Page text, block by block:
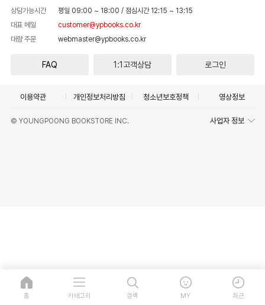
상담가능시간 평일 09:00 ~ 18:00 / 점심시간 12:15 ~ 13:15
대표 메일
customer@ypbooks.co.kr
대량 주문
webmaster@ypbooks.co.kr
FAQ 1:1고객상담 로그인
이용약관 개인정보처리방침 청소년보호정책 영상정보
© YOUNGPOONG BOOKSTORE INC. 사업자 정보
홈 카테고리 검색 MY 최근